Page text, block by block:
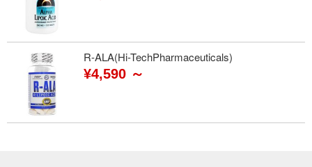
R-ALA(Hi-TechPharmaceuticals)
¥4,590 ～